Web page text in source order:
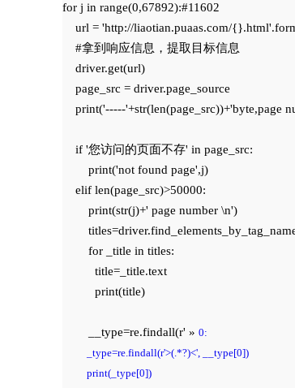
for j in range(0,67892):#11602
url = 'http://liaotian.puaas.com/
#拿到响应信息，提取目标信息
driver.get(url)
page_src = driver.page_source
print('-----'+str(len(page_src))+'byte,page
if '您访问的页面不存' in page_src:
print('not found page',j)
elif len(page_src)>50000:
print(str(j)+' page number \n')
for _title in titles:
title=_title.text
print(title)
__type=re.findall(r' » 0:
_type=re.findall(r'>(.*?)<', __type[0])
print(_type[0])